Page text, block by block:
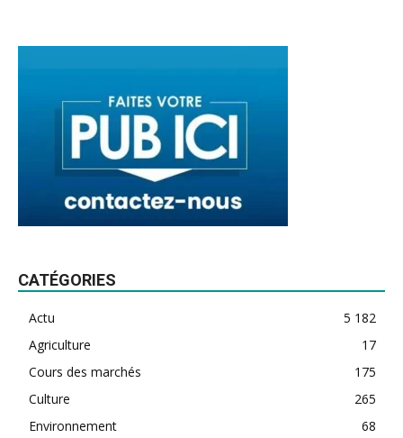
CATÉGORIES
Actu
5 182
Agriculture
17
Cours des marchés
175
Culture
265
Environnement
68